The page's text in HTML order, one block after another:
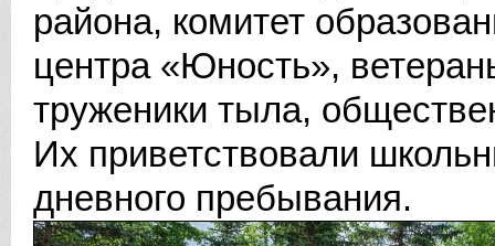
района, комитет
центра «Юность»,
труженики тыла,
Их приветствовали
дневного пребывания.